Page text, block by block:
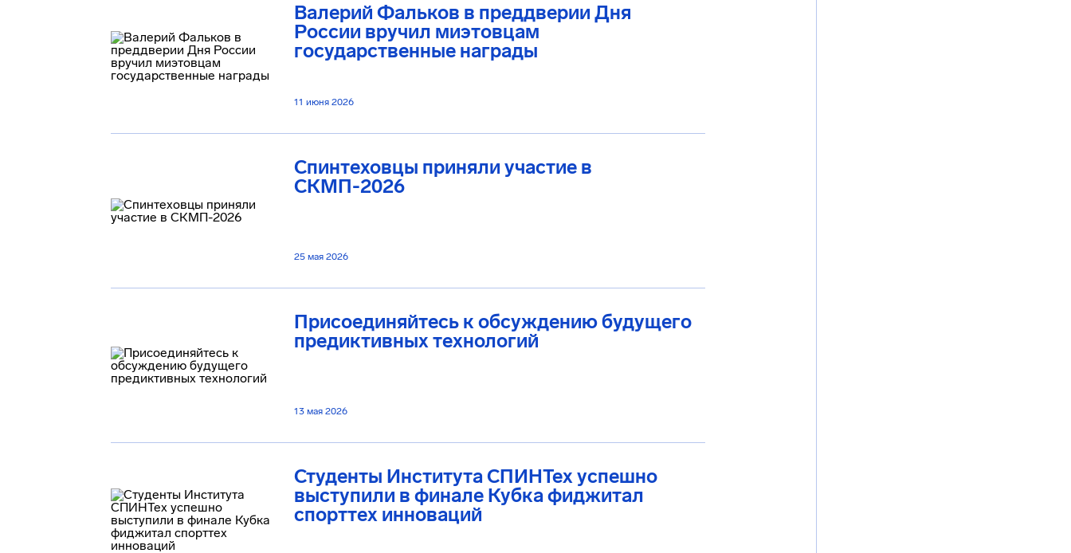
Валерий Фальков в преддверии Дня
России вручил миэтовцам
государственные награды
11 июня 2026
Спинтеховцы приняли участие в
СКМП-2026
25 мая 2026
Присоединяйтесь к обсуждению будущего
предиктивных технологий
13 мая 2026
Студенты Института СПИНТех успешно
выступили в финале Кубка фиджитал
спорттех инноваций